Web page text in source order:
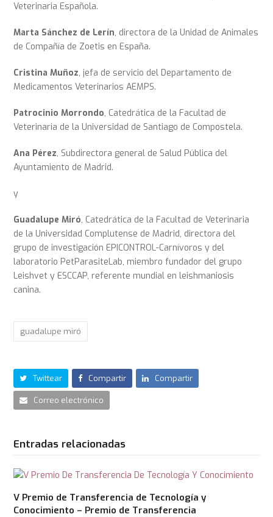
Veterinaria Española.
Marta Sánchez de Lerín, directora de la Unidad de Animales
de Compañía de Zoetis en España.
Cristina Muñoz, jefa de servicio del Departamento de
Medicamentos Veterinarios AEMPS.
Patrocinio Morrondo, Catedrática de la Facultad de
Veterinaria de la Universidad de Santiago de Compostela.
Ana Pérez, Subdirectora general de Salud Pública del
Ayuntamiento de Madrid.
y
Guadalupe Miró, Catedrática de la Facultad de Veterinaria
de la Universidad Complutense de Madrid, directora del
grupo de investigación EPICONTROL-Carnívoros y del
laboratorio PetParasiteLab, miembro fundador del grupo
Leishvet y ESCCAP, referente mundial en leishmaniosis
canina.
guadalupe miró
Twittear Compartir Compartir
Correo electrónico
Entradas relacionadas
V Premio de Transferencia de Tecnología y
Conocimiento – Premio de Transferencia